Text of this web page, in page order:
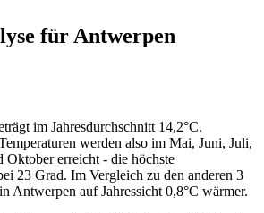
für Antwerpen
im Jahresdurchschnitt 14,2°C.
werden also im Mai, Juni, Juli,
Oktober erreicht - die höchste
23 Grad. Im Vergleich zu den anderen 3
Antwerpen auf Jahressicht 0,8°C wärmer.